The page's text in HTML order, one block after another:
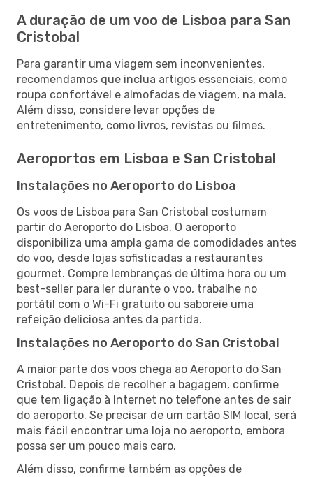
A duração de um voo de Lisboa para San
Cristobal
Para garantir uma viagem sem inconvenientes,
recomendamos que inclua artigos essenciais, como
roupa confortável e almofadas de viagem, na mala.
Além disso, considere levar opções de
entretenimento, como livros, revistas ou filmes.
Aeroportos em Lisboa e San Cristobal
Instalações no Aeroporto do Lisboa
Os voos de Lisboa para San Cristobal costumam
partir do Aeroporto do Lisboa. O aeroporto
disponibiliza uma ampla gama de comodidades antes
do voo, desde lojas sofisticadas a restaurantes
gourmet. Compre lembranças de última hora ou um
best-seller para ler durante o voo, trabalhe no
portátil com o Wi-Fi gratuito ou saboreie uma
refeição deliciosa antes da partida.
Instalações no Aeroporto do San Cristobal
A maior parte dos voos chega ao Aeroporto do San
Cristobal. Depois de recolher a bagagem, confirme
que tem ligação à Internet no telefone antes de sair
do aeroporto. Se precisar de um cartão SIM local, será
mais fácil encontrar uma loja no aeroporto, embora
possa ser um pouco mais caro.
Além disso, confirme também as opções de